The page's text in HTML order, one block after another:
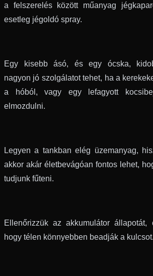
a felszerelés között műanyag
esetleg jégoldó spray.
Egy kisebb ásó, és egy ócska,
nagyon jó szolgálatot tehet, ha a
a hóból, vagy egy lefagyott
elmozdulni.
Legyen a tankban elég üzemanyag,
akkor akár életbevágóan fontos lehet,
tudjunk fűteni.
Ellenőrizzük az akkumulátor
hogy télen könnyebben beadják a kulcsot.